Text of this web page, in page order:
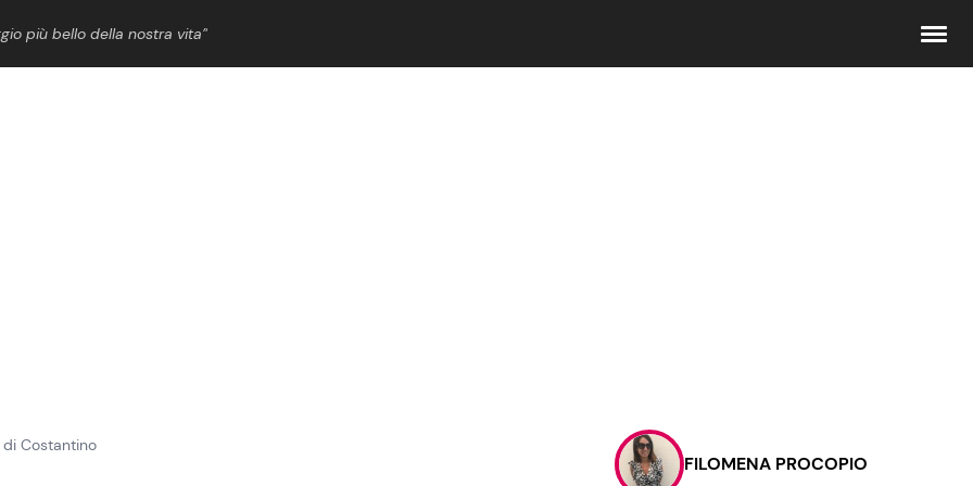
più bello della nostra vita”
Contattaci
Pubblicità
di Costantino
FILOMENA PROCOPIO